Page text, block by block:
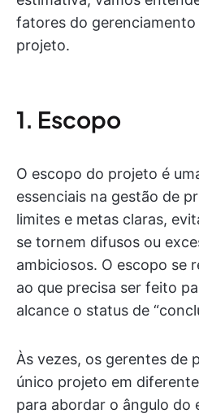
fatores do
projeto.
1. Escopo
O escopo do projeto é
essenciais na gestão de
limites e metas claras,
se tornem difusos ou
ambiciosos. O escopo se
ao que precisa ser feito
alcance o status de
Às vezes, os gerentes de
único projeto em
para abordar o ângulo do